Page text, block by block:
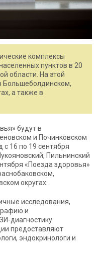
комплексы
пунктов в 20
области. На этой
Большеболдинском,
а также в
будут в
и Починковском
с 16 по 19 сентября
Пильнинский
«Поезда здоровья»
округах.
исследования,
и
диагностику.
предоставляют
эндокринологи и